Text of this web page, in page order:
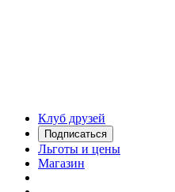
Клуб друзей
Подписаться
Льготы и цены
Магазин